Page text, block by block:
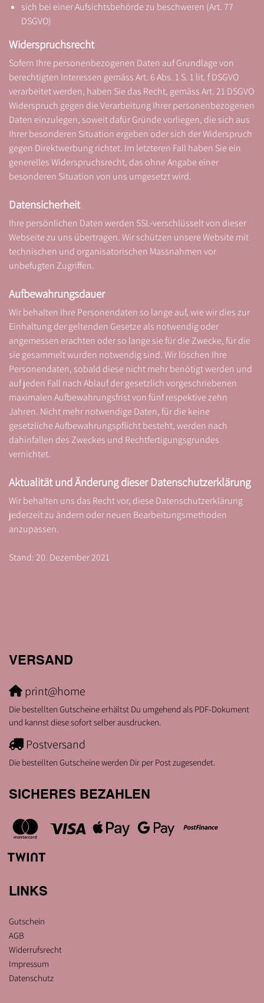
sich bei einer Aufsichtsbehörde zu beschweren (Art. 77
DSGVO)
Widerspruchsrecht
Sofern Ihre personenbezogenen Daten auf Grundlage von
berechtigten Interessen gemäss Art. 6 Abs. 1 S. 1 lit. f DSGVO
verarbeitet werden, haben Sie das Recht, gemäss Art. 21 DSGVO
Widerspruch gegen die Verarbeitung Ihrer personenbezogenen
Daten einzulegen, soweit dafür Gründe vorliegen, die sich aus
Ihrer besonderen Situation ergeben oder sich der Widerspruch
gegen Direktwerbung richtet. Im letzteren Fall haben Sie ein
generelles Widerspruchsrecht, das ohne Angabe einer
besonderen Situation von uns umgesetzt wird.
Datensicherheit
Ihre persönlichen Daten werden SSL-verschlüsselt von dieser
Webseite zu uns übertragen. Wir schützen unsere Website mit
technischen und organisatorischen Massnahmen vor
unbefugten Zugriffen.
Aufbewahrungsdauer
Wir behalten Ihre Personendaten so lange auf, wie wir dies zur
Einhaltung der geltenden Gesetze als notwendig oder
angemessen erachten oder so lange sie für die Zwecke, für die
sie gesammelt wurden notwendig sind. Wir löschen Ihre
Personendaten, sobald diese nicht mehr benötigt werden und
auf jeden Fall nach Ablauf der gesetzlich vorgeschriebenen
maximalen Aufbewahrungsfrist von fünf respektive zehn
Jahren. Nicht mehr notwendige Daten, für die keine
gesetzliche Aufbewahrungspflicht besteht, werden nach
dahinfallen des Zweckes und Rechtfertigungsgrundes
vernichtet.
Aktualität und Änderung dieser Datenschutzerklärung
Wir behalten uns das Recht vor, diese Datenschutzerklärung
jederzeit zu ändern oder neuen Bearbeitungsmethoden
anzupassen.
Stand: 20. Dezember 2021
VERSAND
print@home
Die bestellten Gutscheine erhältst Du umgehend als PDF-Dokument
und kannst diese sofort selber ausdrucken.
Postversand
Die bestellten Gutscheine werden Dir per Post zugesendet.
SICHERES BEZAHLEN
LINKS
Gutschein
AGB
Widerrufsrecht
Impressum
Datenschutz